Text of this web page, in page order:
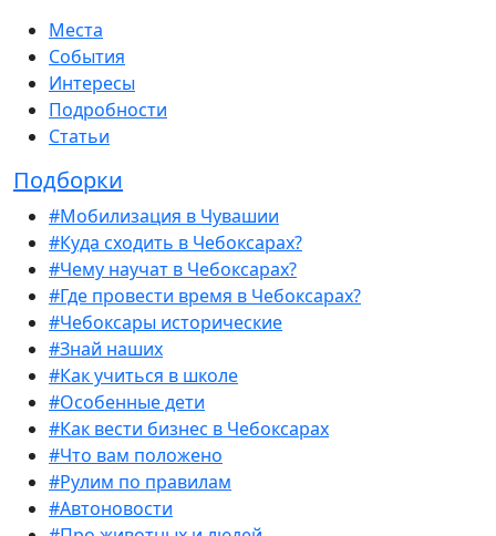
Места
События
Интересы
Подробности
Статьи
Подборки
#Мобилизация в Чувашии
#Куда сходить в Чебоксарах?
#Чему научат в Чебоксарах?
#Где провести время в Чебоксарах?
#Чебоксары исторические
#Знай наших
#Как учиться в школе
#Особенные дети
#Как вести бизнес в Чебоксарах
#Что вам положено
#Рулим по правилам
#Автоновости